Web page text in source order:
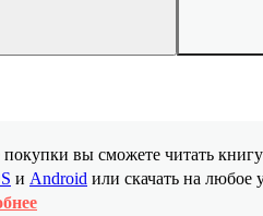
покупки вы сможете читать
и Android или скачать на любое